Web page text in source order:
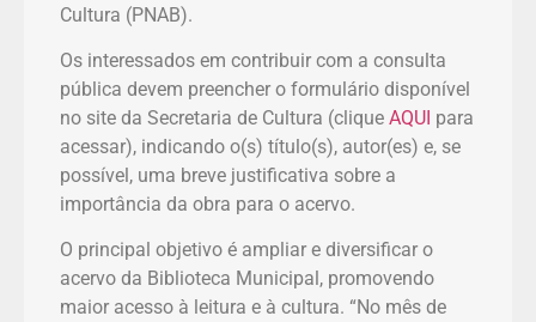
Cultura (PNAB).
Os interessados em contribuir com a consulta
pública devem preencher o formulário disponível
no site da Secretaria de Cultura (clique AQUI para
acessar), indicando o(s) título(s), autor(es) e, se
possível, uma breve justificativa sobre a
importância da obra para o acervo.
O principal objetivo é ampliar e diversificar o
acervo da Biblioteca Municipal, promovendo
maior acesso à leitura e à cultura. “No mês de